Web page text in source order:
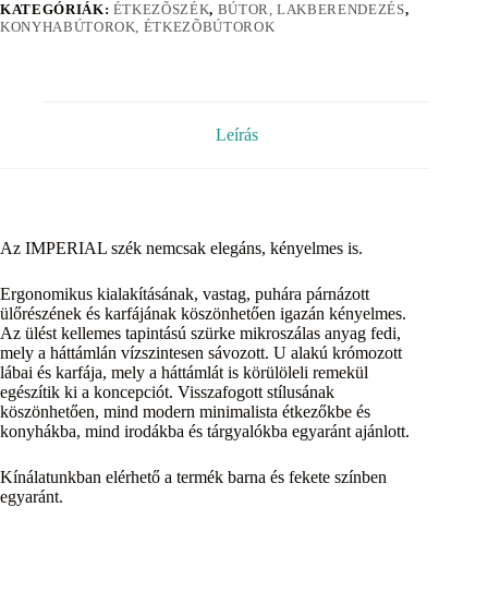
KATEGÓRIÁK: ÉTKEZÕSZÉK, BÚTOR, LAKBERENDEZÉS,
KONYHABÚTOROK, ÉTKEZÕBÚTOROK
Leírás
Az IMPERIAL szék nemcsak elegáns, kényelmes is.
Ergonomikus kialakításának, vastag, puhára párnázott
ülőrészének és karfájának köszönhetően igazán kényelmes.
Az ülést kellemes tapintású szürke mikroszálas anyag fedi,
mely a háttámlán vízszintesen sávozott. U alakú krómozott
lábai és karfája, mely a háttámlát is körülöleli remekül
egészítik ki a koncepciót. Visszafogott stílusának
köszönhetően, mind modern minimalista étkezőkbe és
konyhákba, mind irodákba és tárgyalókba egyaránt ajánlott.
Kínálatunkban elérhető a termék barna és fekete színben
egyaránt.